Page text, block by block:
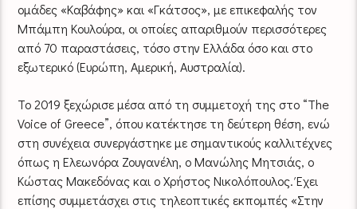
ομάδες «Καβάφης» και «Γκάτσος», με επικεφαλής τον
Μπάμπη Κουλούρα, οι οποίες απαριθμούν περισσότερες
από 70 παραστάσεις, τόσο στην Ελλάδα όσο και στο
εξωτερικό (Ευρώπη, Αμερική, Αυστραλία).
Το 2019 ξεχώρισε μέσα από τη συμμετοχή της στο “The
Voice of Greece”, όπου κατέκτησε τη δεύτερη θέση, ενώ
στη συνέχεια συνεργάστηκε με σημαντικούς καλλιτέχνες
όπως η Ελεωνόρα Ζουγανέλη, ο Μανώλης Μητσιάς, ο
Κώστας Μακεδόνας και ο Χρήστος Νικολόπουλος. Έχει
επίσης συμμετάσχει στις τηλεοπτικές εκπομπές «Στην